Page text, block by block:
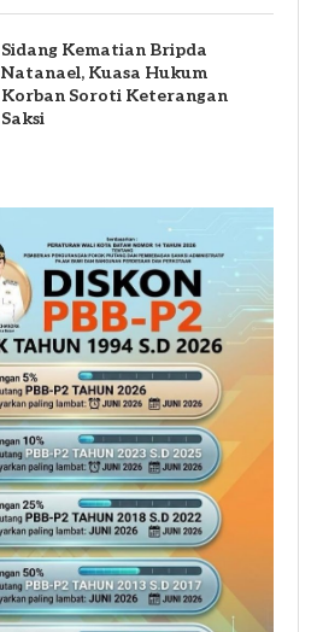
Sidang Kematian Bripda
Natanael, Kuasa Hukum
Korban Soroti Keterangan
Saksi